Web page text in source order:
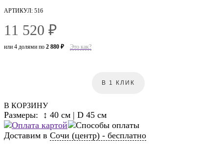
АРТИКУЛ: 516
11 520 ₽
или 4 долями по 2 880 ₽ Это как?
В КОРЗИНУ
В 1 КЛИК
Размеры: ↕ 40 см | D 45 см
Доставим в Сочи (центр) - бесплатно